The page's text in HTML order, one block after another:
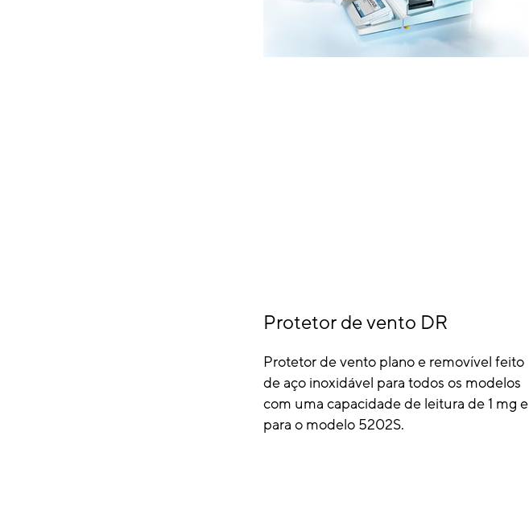
Protetor de vento DR
Protetor de vento plano e removível feito
de aço inoxidável para todos os modelos
com uma capacidade de leitura de 1 mg e
para o modelo 5202S.